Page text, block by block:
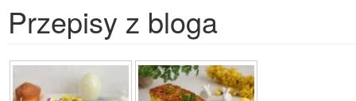
Przepisy z bloga